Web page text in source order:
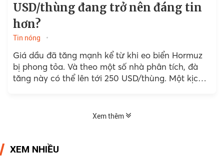
USD/thùng đang trở nên đáng tin
hơn?
Tin nóng
Giá dầu đã tăng mạnh kể từ khi eo biển Hormuz
bị phong tỏa. Và theo một số nhà phân tích, đà
tăng này có thể lên tới 250 USD/thùng. Một kịch
Xem thêm
XEM NHIỀU